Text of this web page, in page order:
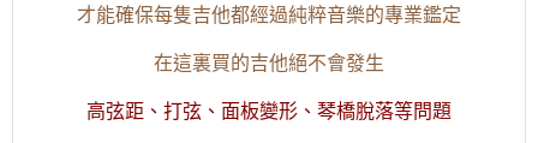
才能確保每隻吉他都經過純粹音樂的專業鑑定
在這裏買的吉他絕不會發生
高弦距、打弦、面板變形、琴橋脫落等問題